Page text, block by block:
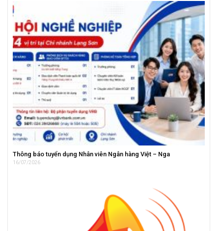
Thông báo tuyển dụng Nhân viên Ngân hàng Việt – Nga
16/07/2026